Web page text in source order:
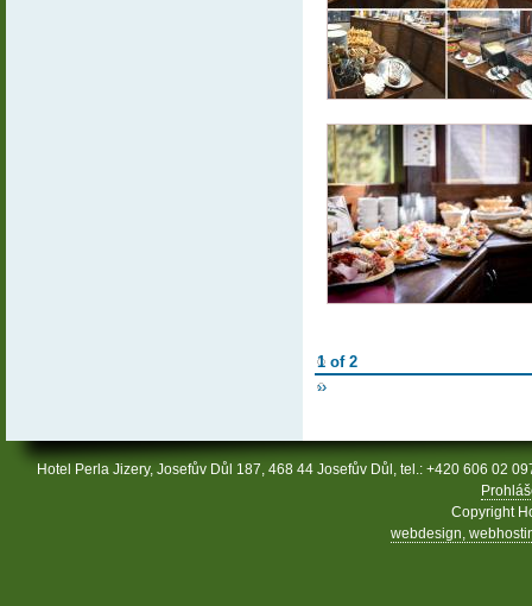
1 of 2
››
Hotel Perla Jizery, Josefův Důl 187, 468 44 Josefův Důl, tel.: +420 606 02
Copyright
webdesign,